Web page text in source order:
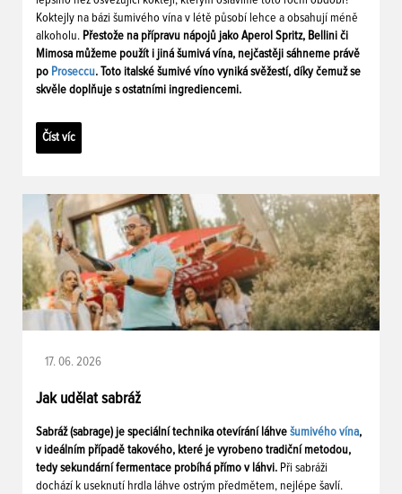
Koktejly na bázi šumivého vína v létě působí lehce a obsahují méně
alkoholu. Přestože na přípravu nápojů jako Aperol Spritz, Bellini či
Mimosa můžeme použít i jiná šumivá vína, nejčastěji sáhneme právě
po Proseccu. Toto italské šumivé víno vyniká svěžestí, díky čemuž se
skvěle doplňuje s ostatními ingrediencemi.
Číst víc
17. 06. 2026
Jak udělat sabráž
Sabráž (sabrage) je speciální technika otevírání láhve šumivého vína,
v ideálním případě takového, které je vyrobeno tradiční metodou,
tedy sekundární fermentace probíhá přímo v láhvi. Při sabráži
dochází k useknutí hrdla láhve ostrým předmětem, nejlépe šavlí.